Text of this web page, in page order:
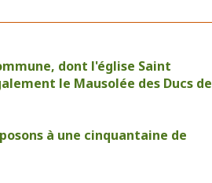
dont l'église Saint
le Mausolée des Ducs de
à une cinquantaine de